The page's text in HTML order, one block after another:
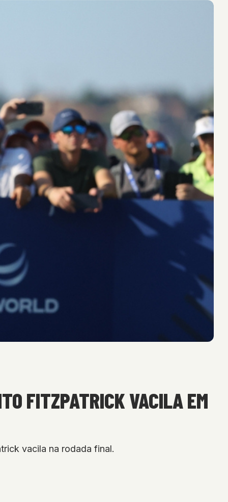
FITZPATRICK VACILA EM
vacila na rodada final.